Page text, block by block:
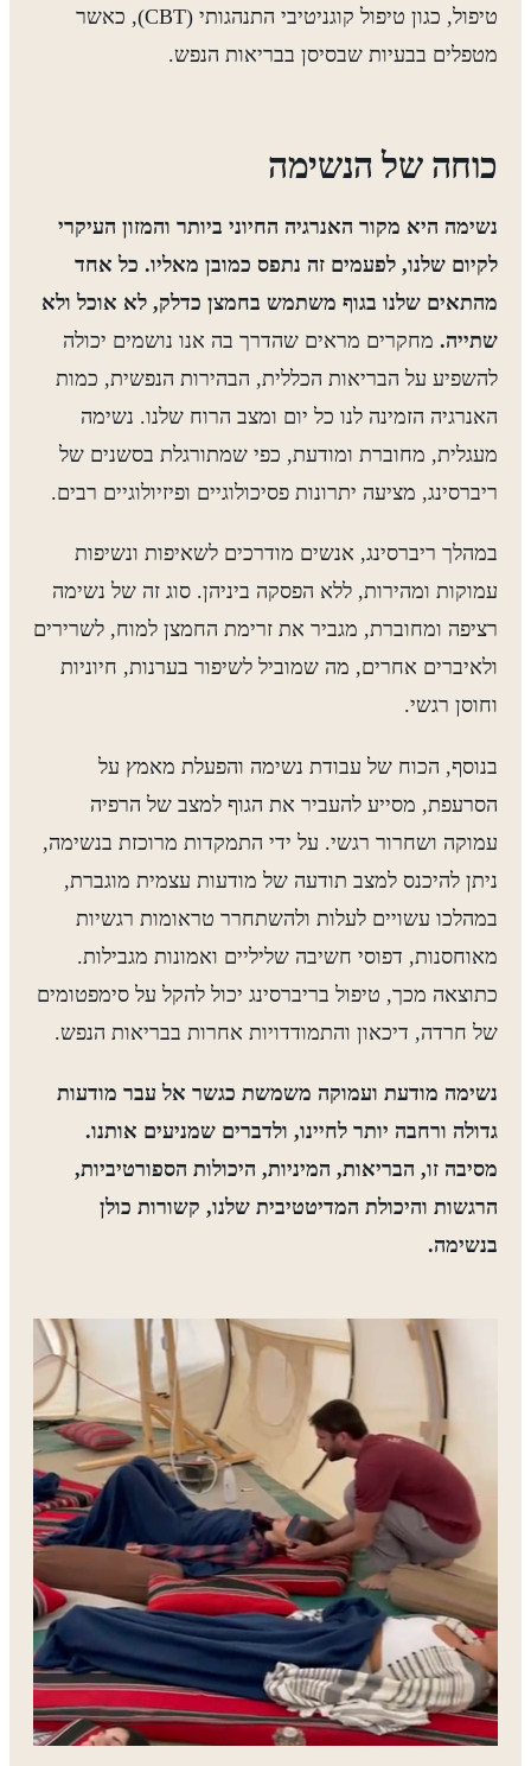
טיפול, כגון טיפול קוגניטיבי התנהגותי (CBT), כאשר
מטפלים בבעיות שבסיסן בבריאות הנפש.
כוחה של הנשימה
נשימה היא מקור האנרגיה החיוני ביותר והמזון העיקרי
לקיום שלנו, לפעמים זה נתפס כמובן מאליו. כל אחד
מהתאים שלנו בגוף משתמש בחמצן כדלק, לא אוכל ולא
שתייה.מחקרים מראים שהדרך בה אנו נושמים יכולה
להשפיע על הבריאות הכללית, הבהירות הנפשית, כמות
האנרגיה הזמינה לנו כל יום ומצב הרוח שלנו. נשימה
מעגלית, מחוברת ומודעת, כפי שמתורגלת בסשנים של
ריברסינג, מציעה יתרונות פסיכולוגיים ופיזיולוגיים רבים.
במהלך ריברסינג, אנשים מודרכים לשאיפות ונשיפות
עמוקות ומהירות, ללא הפסקה ביניהן. סוג זה של נשימה
רציפה ומחוברת, מגביר את זרימת החמצן למוח, לשרירים
ולאיברים אחרים, מה שמוביל לשיפור בערנות, חיוניות
וחוסן רגשי.
בנוסף, הכוח של עבודת נשימה והפעלת מאמץ על
הסרעפת, מסייע להעביר את הגוף למצב של הרפיה
עמוקה ושחרור רגשי. על ידי התמקדות מרוכזת בנשימה,
ניתן להיכנס למצב תודעה של מודעות עצמית מוגברת,
במהלכו עשויים לעלות ולהשתחרר טראומות רגשיות
מאוחסנות, דפוסי חשיבה שליליים ואמונות מגבילות.
כתוצאה מכך, טיפול בריברסינג יכול להקל על סימפטומים
של חרדה, דיכאון והתמודדויות אחרות בבריאות הנפש.
נשימה מודעת ועמוקה משמשת כגשר אל עבר מודעות
גדולה ורחבה יותר לחיינו, ולדברים שמניעים אותנו.
מסיבה זו, הבריאות, המיניות, היכולות הספורטיביות,
הרגשות והיכולת המדיטטיבית שלנו, קשורות כולן
בנשימה.